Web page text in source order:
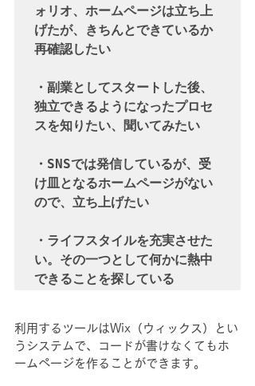
ォリオ、ホームページは立ち上
げたが、きちんとできているか
再確認したい
・副業としてスタートした後、
独立できるようになったプロセ
スを知りたい、聞いてみたい
・SNSでは発信しているが、受
け皿となるホームページがない
ので、立ち上げたい
・ライフスタイルを充実させた
い。その一つとして何かに熱中
できることを探している
利用するツールはWix（ウィックス）とい
うシステムで、コードが書けなくてもホ
ームページを作ることができます。